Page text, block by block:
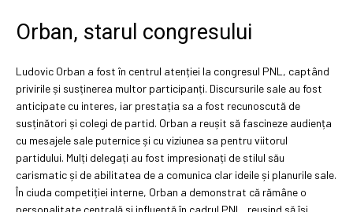
Orban, starul congresului
Ludovic Orban a fost în centrul atenției la congresul PNL, captând
privirile și susținerea multor participanți. Discursurile sale au fost
anticipate cu interes, iar prestația sa a fost recunoscută de
susținători și colegi de partid. Orban a reușit să fascineze audiența
cu mesajele sale puternice și cu viziunea sa pentru viitorul
partidului. Mulți delegați au fost impresionați de stilul său
carismatic și de abilitatea de a comunica clar ideile și planurile sale.
În ciuda competiției interne, Orban a demonstrat că rămâne o
personalitate centrală și influentă în cadrul PNL, reușind să își